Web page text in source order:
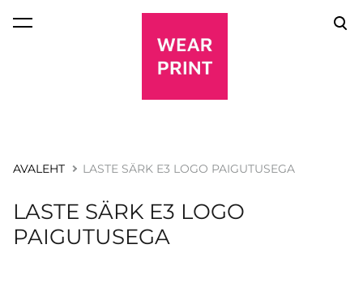
lisati ostukorvi.
AVALEHT LASTE SÄRK E3 LOGO PAIGUTUSEGA
LASTE SÄRK E3 LOGO
PAIGUTUSEGA